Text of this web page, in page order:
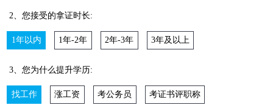
2、您接受的拿证时长:
1年以内 1年-2年 2年-3年 3年及以上
3、您为什么提升学历:
找工作 涨工资 考公务员 考证书评职称